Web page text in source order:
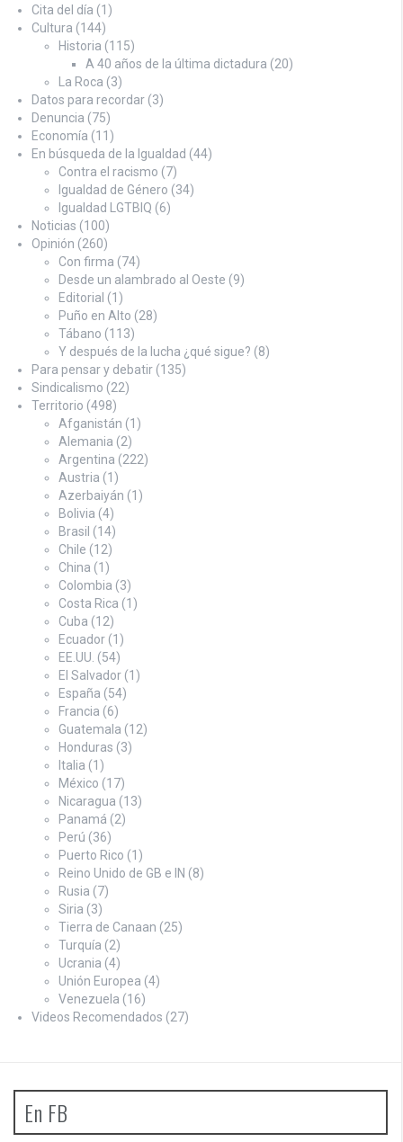
Cita del día (1)
Cultura (144)
Historia (115)
A 40 años de la última dictadura (20)
La Roca (3)
Datos para recordar (3)
Denuncia (75)
Economía (11)
En búsqueda de la Igualdad (44)
Contra el racismo (7)
Igualdad de Género (34)
Igualdad LGTBIQ (6)
Noticias (100)
Opinión (260)
Con firma (74)
Desde un alambrado al Oeste (9)
Editorial (1)
Puño en Alto (28)
Tábano (113)
Y después de la lucha ¿qué sigue? (8)
Para pensar y debatir (135)
Sindicalismo (22)
Territorio (498)
Afganistán (1)
Alemania (2)
Argentina (222)
Austria (1)
Azerbaiyán (1)
Bolivia (4)
Brasil (14)
Chile (12)
China (1)
Colombia (3)
Costa Rica (1)
Cuba (12)
Ecuador (1)
EE.UU. (54)
El Salvador (1)
España (54)
Francia (6)
Guatemala (12)
Honduras (3)
Italia (1)
México (17)
Nicaragua (13)
Panamá (2)
Perú (36)
Puerto Rico (1)
Reino Unido de GB e IN (8)
Rusia (7)
Siria (3)
Tierra de Canaan (25)
Turquía (2)
Ucrania (4)
Unión Europea (4)
Venezuela (16)
Videos Recomendados (27)
En FB